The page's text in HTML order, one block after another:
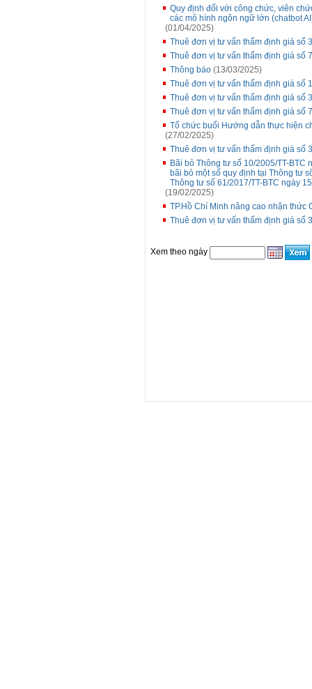
Quy định đối với công chức, viên
các mô hình ngôn ngữ lớn (chatbot
(01/04/2025)
Thuê đơn vị tư vấn thẩm định giá số
Thuê đơn vị tư vấn thẩm định giá số
Thông báo (13/03/2025)
Thuê đơn vị tư vấn thẩm định giá số
Thuê đơn vị tư vấn thẩm định giá số
Thuê đơn vị tư vấn thẩm định giá số
Tổ chức buổi Hướng dẫn thực hiện
(27/02/2025)
Thuê đơn vị tư vấn thẩm định giá số
Bãi bỏ Thông tư số 10/2005/TT-
bãi bỏ một số quy định tại Thông tư
Thông tư số 61/2017/TT-BTC ngày
(19/02/2025)
TP.Hồ Chí Minh nâng cao nhận thức
Thuê đơn vị tư vấn thẩm định giá số
Xem theo ngày